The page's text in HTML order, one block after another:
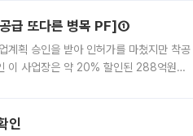
급 또다른 병목 PF]①
계획 승인을 받아 인허가를 마쳤지만 착공
이 사업장은 약 20% 할인된 288억원에
인